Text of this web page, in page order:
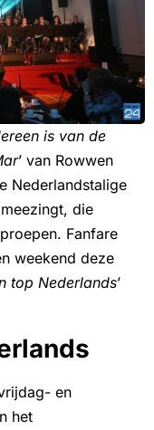
is van de
’ van Rowwen
Nederlandstalige
die
Fanfare
weekend deze
top Nederlands’
en
het